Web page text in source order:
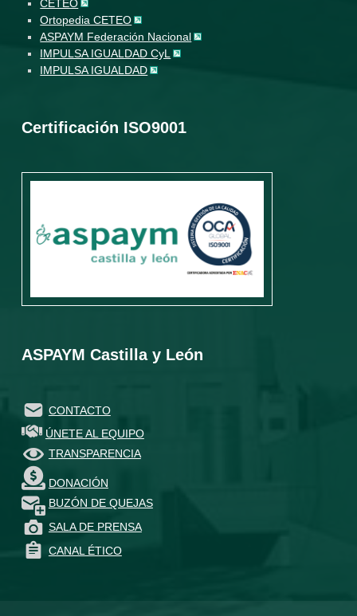
CETEO
Ortopedia CETEO
ASPAYM Federación Nacional
IMPULSA IGUALDAD CyL
IMPULSA IGUALDAD
Certificación ISO9001
ASPAYM Castilla y León
CONTACTO
ÚNETE AL EQUIPO
TRANSPARENCIA
DONACIÓN
BUZÓN DE QUEJAS
SALA DE PRENSA
CANAL ÉTICO